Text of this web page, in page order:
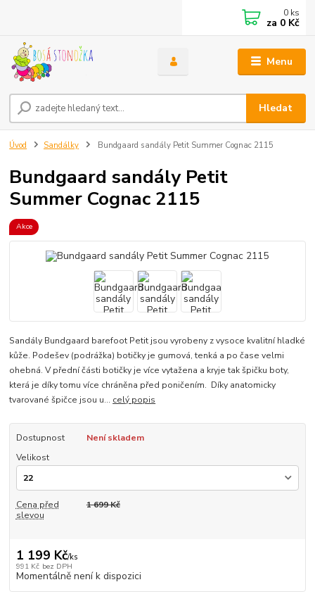
Menu
Hledat
0 ks
za 0 Kč
Úvod Sandálky Bundgaard sandály Petit Summer Cognac 2115
Bundgaard sandály Petit
Summer Cognac 2115
Akce
Sandály Bundgaard barefoot Petit jsou vyrobeny z vysoce kvalitní hladké
kůže. Podešev (podrážka) botičky je gumová, tenká a po čase velmi
ohebná. V přední části botičky je více vytažena a kryje tak špičku boty,
která je díky tomu více chráněna před poničením. Díky anatomicky
tvarované špičce jsou u... celý popis
Dostupnost
Není skladem
Velikost
Cena před
slevou
1 699 Kč
1 199 Kč/ks
991 Kč bez DPH
Momentálně není k dispozici